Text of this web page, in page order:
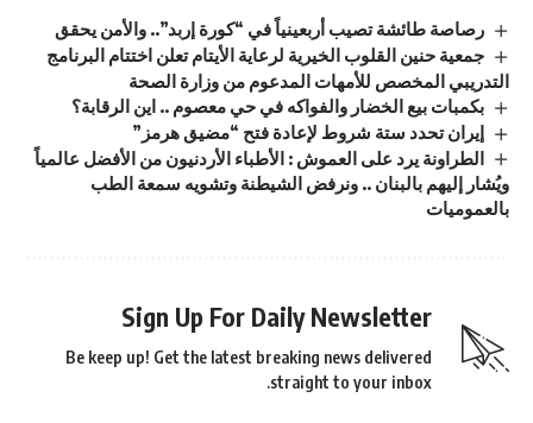
رصاصة طائشة تصيب أربعينياً في “كورة إربد”.. والأمن يحقق
جمعية حنين القلوب الخيرية لرعاية الأيتام تعلن اختتام البرنامج
التدريبي المخصص للأمهات المدعوم من وزارة الصحة
بكمبات بيع الخضار والفواكه في حي معصوم .. اين الرقابة؟
إيران تحدد ستة شروط لإعادة فتح “مضيق هرمز”
الطراونة يرد على العموش : الأطباء الأردنيون من الأفضل عالمياً
ويُشار إليهم بالبنان .. ونرفض الشيطنة وتشويه سمعة الطب
بالعموميات
Sign Up For Daily Newsletter
Be keep up! Get the latest breaking news delivered
straight to your inbox.